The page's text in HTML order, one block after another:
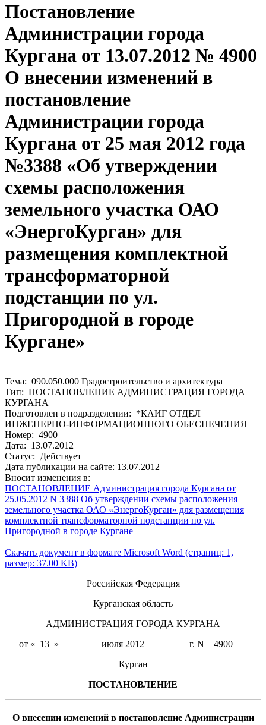
Постановление
Администрации города
Кургана от 13.07.2012 № 4900
О внесении изменений в
постановление
Администрации города
Кургана от 25 мая 2012 года
№3388 «Об утверждении
схемы расположения
земельного участка ОАО
«ЭнергоКурган» для
размещения комплектной
трансформаторной
подстанции по ул.
Пригородной в городе
Кургане»
Тема: 090.050.000 Градостроительство и архитектура
Тип: ПОСТАНОВЛЕНИЕ АДМИНИСТРАЦИЯ ГОРОДА
КУРГАНА
Подготовлен в подразделении: *КАИГ ОТДЕЛ
ИНЖЕНЕРНО-ИНФОРМАЦИОННОГО ОБЕСПЕЧЕНИЯ
Номер: 4900
Дата: 13.07.2012
Статус: Действует
Дата публикации на сайте: 13.07.2012
Вносит изменения в:
ПОСТАНОВЛЕНИЕ Администрация города Кургана от
25.05.2012 N 3388 Об утверждении схемы расположения
земельного участка ОАО «ЭнергоКурган» для размещения
комплектной трансформаторной подстанции по ул.
Пригородной в городе Кургане
Скачать документ в формате Microsoft Word (страниц: 1,
размер: 37.00 KB)
Российская Федерация
Курганская область
АДМИНИСТРАЦИЯ ГОРОДА КУРГАНА
от «_13_»_________июля 2012_________ г. N__4900___
Курган
ПОСТАНОВЛЕНИЕ
О внесении изменений в постановление Администрации